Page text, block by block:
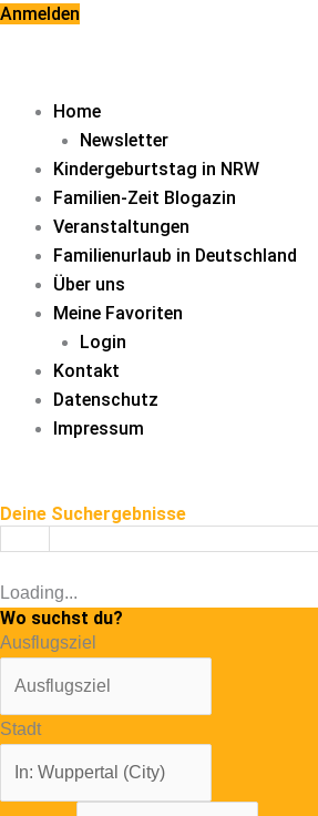
Zum
Anmelden
Home
Newsletter
Kindergeburtstag in NRW
Familien-Zeit Blogazin
Veranstaltungen
Familienurlaub in Deutschland
Über uns
Meine Favoriten
Login
Kontakt
Datenschutz
Impressum
Deine Suchergebnisse
Loading...
Wo suchst du?
Ausflugsziel
Stadt